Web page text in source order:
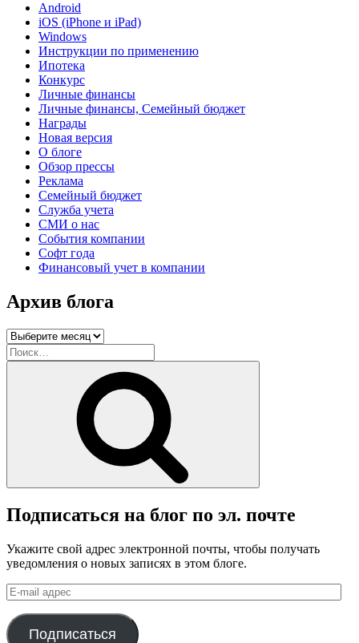
Android
iOS (iPhone и iPad)
Windows
Инструкции по применению
Ипотека
Конкурс
Личные финансы
Личные финансы, Семейный бюджет
Награды
Новая версия
О блоге
Обзор прессы
Реклама
Семейный бюджет
Служба учета
СМИ о нас
События компании
Софт года
Финансовый учет в компании
Архив блога
Архив
блога
Искать:
Подписаться на блог по эл. почте
Укажите свой адрес электронной почты, чтобы получать
уведомления о новых записях в этом блоге.
E-
mail
адрес
Подписаться